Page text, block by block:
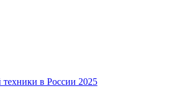
в России 2025